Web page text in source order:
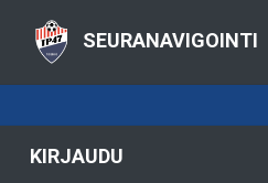
SEURANAVIGOINTI
KIRJAUDU